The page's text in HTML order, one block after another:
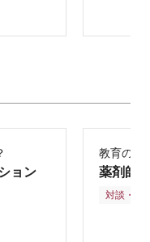
ョン
教育の再
薬剤師
対談・座